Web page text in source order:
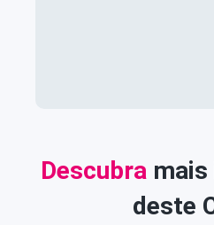
Descubra
deste